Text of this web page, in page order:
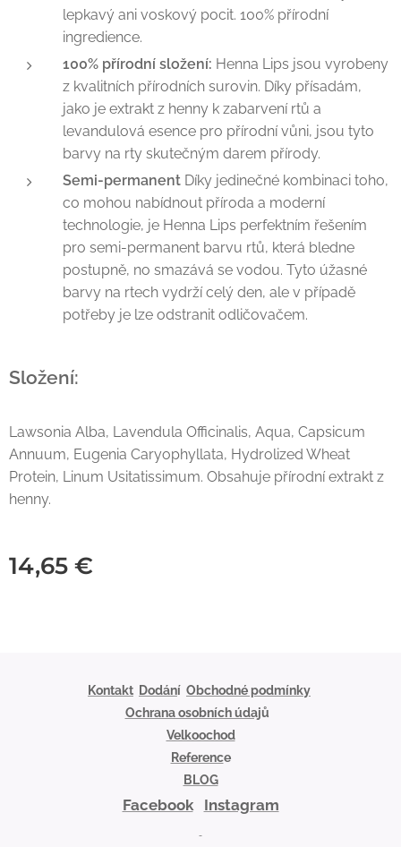
lepkavý ani voskový pocit. 100% přírodní
ingredience.
100% přírodní složení: Henna Lips jsou vyrobeny
z kvalitních přírodních surovin. Díky přísadám,
jako je extrakt z henny k zabarvení rtů a
levandulová esence pro přírodní vůni, jsou tyto
barvy na rty skutečným darem přírody.
Semi-permanent Díky jedinečné kombinaci toho,
co mohou nabídnout příroda a moderní
technologie, je Henna Lips perfektním řešením
pro semi-permanent barvu rtů, která bledne
postupně, no smazává se vodou. Tyto úžasné
barvy na rtech vydrží celý den, ale v případě
potřeby je lze odstranit odličovačem.
Složení:
Lawsonia Alba, Lavendula Officinalis, Aqua, Capsicum
Annuum, Eugenia Caryophyllata, Hydrolized Wheat
Protein, Linum Usitatissimum. Obsahuje přírodní extrakt z
henny.
14,65 €
Kontakt Dodání Obchodné podmínky
Ochrana osobních údajů
Velkoochod
Reference
BLOG
Facebook Instagram